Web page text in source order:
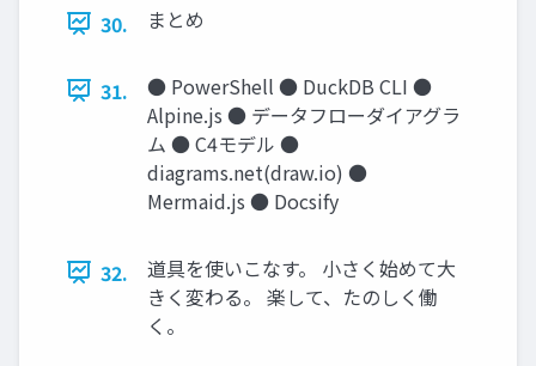
30. まとめ
31.
● PowerShell ● DuckDB CLI ●
Alpine.js ● データフローダイアグラ
ム ● C4モデル ●
diagrams.net(draw.io) ●
Mermaid.js ● Docsify
32.
道具を使いこなす。 小さく始めて大
きく変わる。 楽して、たのしく働
く。